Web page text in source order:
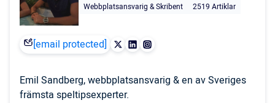
Webbplatsansvarig & Skribent
2519 Artiklar
[email protected]
Emil Sandberg, webbplatsansvarig & en av Sveriges
främsta speltipsexperter.